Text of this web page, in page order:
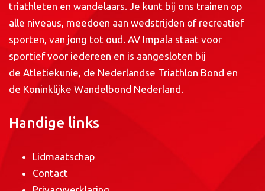
triathleten en wandelaars. Je kunt bij ons trainen op
alle niveaus, meedoen aan wedstrijden of recreatief
sporten, van jong tot oud. AV Impala staat voor
sportief voor iedereen en is aangesloten bij
de Atletiekunie, de Nederlandse Triathlon Bond en
de Koninklijke Wandelbond Nederland.
Handige links
Lidmaatschap
Contact